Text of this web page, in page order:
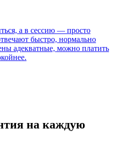
а в сессию — просто
быстро, нормально
адекватные, можно платить
на каждую